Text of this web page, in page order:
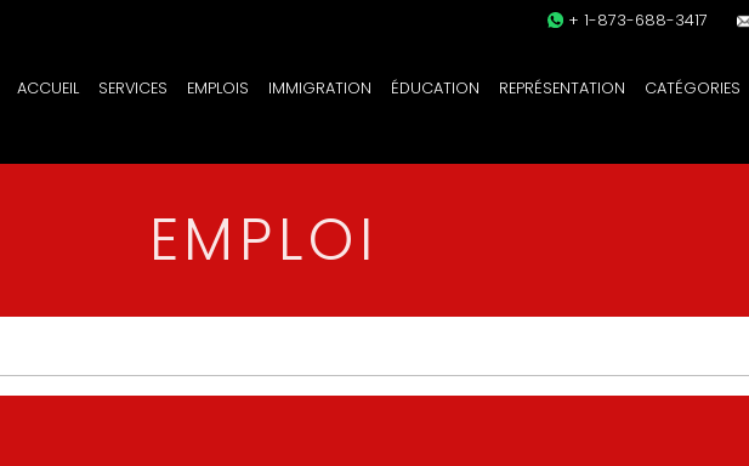
+ 1-873-688-3417
ACCUEIL SERVICES EMPLOIS IMMIGRATION ÉDUCATION REPRÉSENTATION CATÉGORIES
EMPLOI